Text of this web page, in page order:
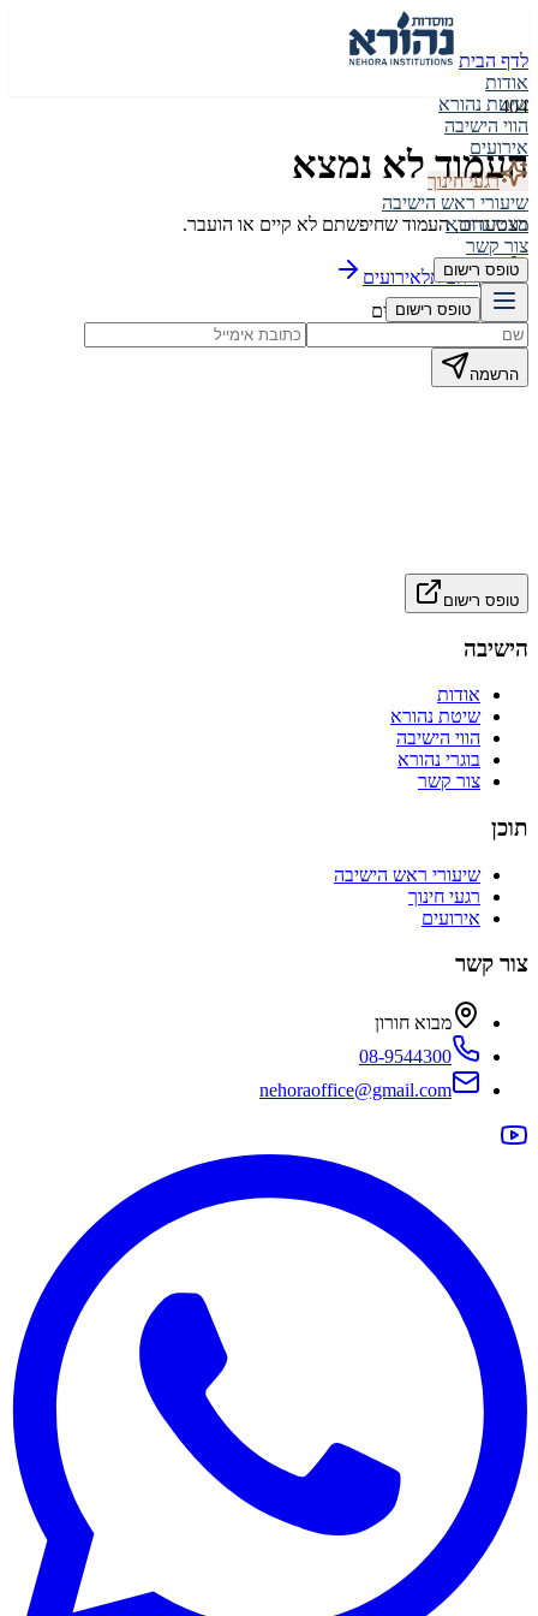
לדף הבית
אודות
שיטת נהורא
הווי הישיבה
אירועים
רגעי חינוך
שיעורי ראש הישיבה
בוגרי נהורא
צור קשר
טופס רישום
טופס רישום
404
העמוד לא נמצא
מצטערים, העמוד שחיפשתם לא קיים או הועבר.
לדף הביתלאירועים
הישארו מעודכנים
הרשמה
טופס רישום
הישיבה
אודות
שיטת נהורא
הווי הישיבה
בוגרי נהורא
צור קשר
תוכן
שיעורי ראש הישיבה
רגעי חינוך
אירועים
צור קשר
מבוא חורון
08-9544300
nehoraoffice@gmail.com